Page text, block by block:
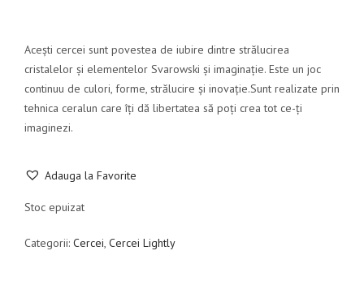
Acești cercei sunt povestea de iubire dintre strălucirea
cristalelor și elementelor Svarowski și imaginație. Este un joc
continuu de culori, forme, strălucire și inovație.Sunt realizate prin
tehnica ceralun care îți dă libertatea să poți crea tot ce-ți
imaginezi.
Adauga la Favorite
Stoc epuizat
Categorii: Cercei Cercei Lightly